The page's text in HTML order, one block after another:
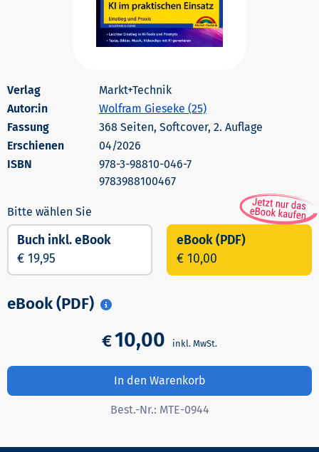
Markt+Technik
Autor:in
Wolfram Gieseke (25)
368 Seiten, Softcover, 2. Auflage
Erschienen
04/2026
978-3-98810-046-7
9783988100467
Buch inkl. eBook
€ 19,95
eBook (PDF)
€ 10,00
eBook (PDF)
€10,00
In den Warenkorb
Best.-Nr.: MTE-0944